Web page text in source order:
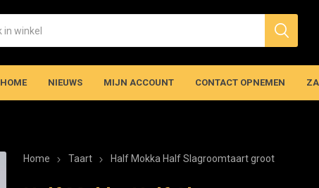
HOME NIEUWS MIJN ACCOUNT CONTACT OPNEMEN
Home Taart Half Mokka Half Slagroomtaart groot